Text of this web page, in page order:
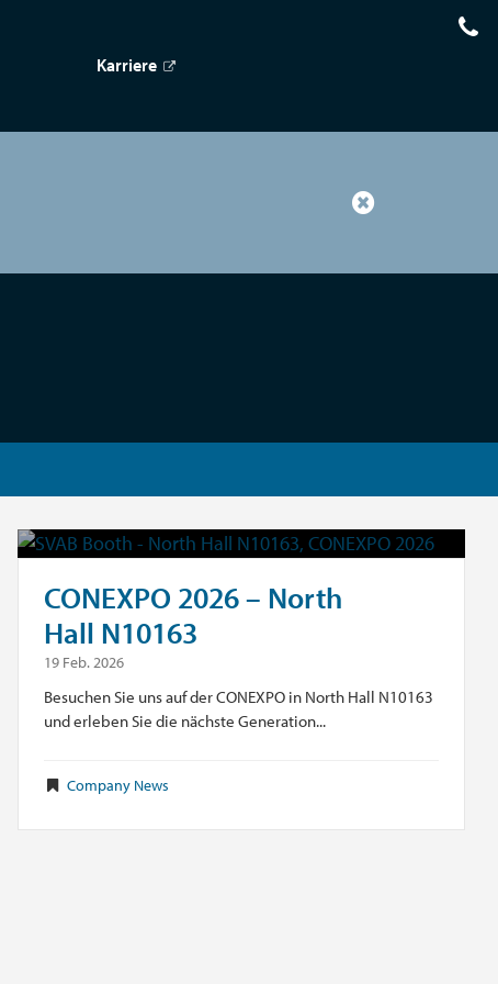
Karriere
CONEXPO 2026 – North
Hall N10163
19 Feb. 2026
Besuchen Sie uns auf der CONEXPO in North Hall N10163
und erleben Sie die nächste Generation...
Company News